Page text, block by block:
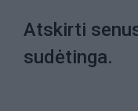
Atskirti
sudėtinga.